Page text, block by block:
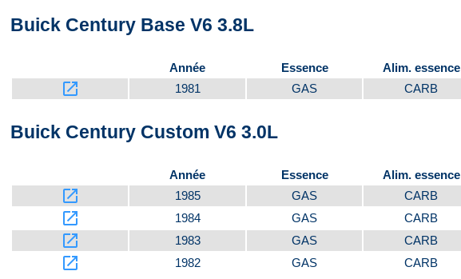
Buick Century Base V6 3.8L
Année Essence Alim. essence
launch 1981 GAS CARB
Buick Century Custom V6 3.0L
Année Essence Alim. essence
launch 1985 GAS CARB
launch 1984 GAS CARB
launch 1983 GAS CARB
launch 1982 GAS CARB